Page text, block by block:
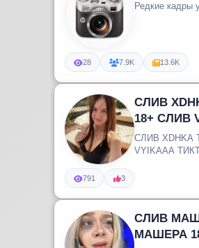
Редкие кадры
28 7.9K 13.6K
СЛИВ
18+ СЛИВ
СЛИВ XDHKA
VYIKAAA
791 3
СЛИВ
МАШЕРА